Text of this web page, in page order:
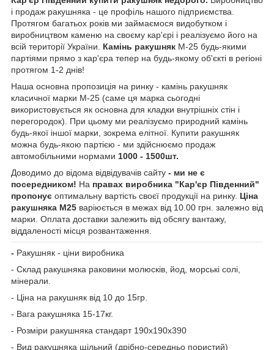
і продаж ракушняка - це профіль нашого підприємства.
Протягом багатьох років ми займаємося видобутком і
виробництвом каменю на своєму кар'єрі і реалізуємо його на
всій території України. Камінь ракушняк М-25 будь-якими
партіями прямо з кар'єра тепер на будь-якому об'єкті в регіоні
протягом 1-2 днів!
Наша основна пропозиція на ринку - камінь ракушняк
класичної марки М-25 (саме ця марка сьогодні
використовується як основна для кладки внутрішніх стін і
перегородок). При цьому ми реалізуємо природний камінь
будь-якої іншої марки, зокрема елітної. Купити ракушняк
можна будь-якою партією - ми здійснюємо продаж
автомобільними нормами 1000 - 1500шт.
Доводимо до відома відвідувачів сайту - ми не є
посередником! На правах виробника "Кар'єр Південний"
пропонує оптимальну вартість своєї продукції на ринку. Ціна
ракушняка М25 варіюється в межах від 10.00 грн. залежно від
марки. Оплата доставки залежить від обсягу вантажу,
віддаленості місця розвантаження.
- Ракушняк - ціни виробника
- Склад ракушняка раковини молюсків, йод, морські солі,
мінерали.
- Ціна на ракушняк від 10 до 15гр.
- Вага ракушняка 15-17кг.
- Розміри ракушняка стандарт 190х190х390
- Вид ракушняка щільний (дрібно-середньо пористий)